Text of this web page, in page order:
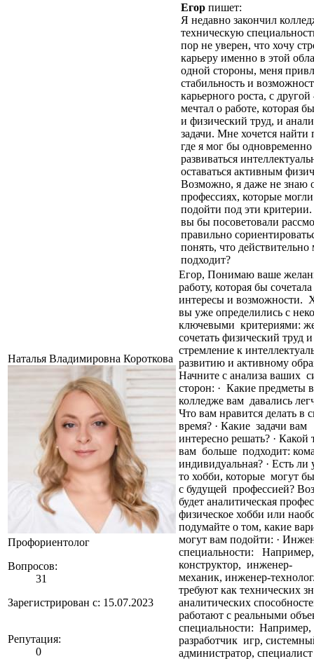
Наталья Владимировна Короткова
Профориентолог
Вопросов:
31
Зарегистрирован с: 15.07.2023
Репутация:
0
Егор пишет:
Я недавно закончил
техническую
пор не уверен, что хочу
карьеру именно в этой
одной стороны, меня
стабильность и
карьерного роста, с
мечтал о работе, которая
и физический труд, и
задачи. Мне хочется
где я мог бы одновременно
развиваться
оставаться активным
Возможно, я даже не знаю
профессиях, которые
подойти под эти
вы бы посоветовали
правильно
понять, что действительно
подходит?
Егор, Понимаю ваше
работу, которая бы
интересы и возможности.
вы уже определились с
ключевыми критериями:
сочетать физический труд
стремление к
развитию и активному
Начните с анализа ваших
сторон: · Какие предметы в
колледже вам давалиcь
Что вам нравится делать в
время? · Какие задачи вам
интересно решать? ·
вам больше подходит:
индивидуальная? · Есть ли
то хобби, которые могут
с будущей профессией?
будет аналитическая
физическое хобби или
подумайте о том, какие
могут вам подойти: ·
специальности:
конструктор, инженер-
механик, инженер-
требуют как технических
аналитических
работают с реальными
специальности: Например,
разработчик игр,
администратор,